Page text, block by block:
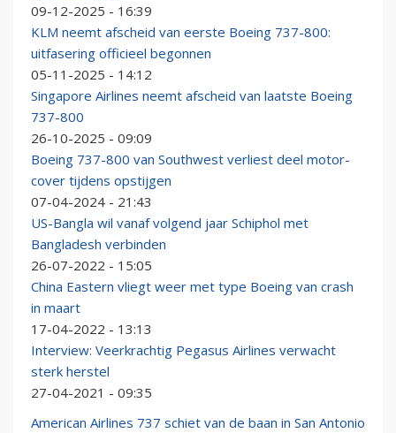
09-12-2025 - 16:39
KLM neemt afscheid van eerste Boeing 737-800:
uitfasering officieel begonnen
05-11-2025 - 14:12
Singapore Airlines neemt afscheid van laatste Boeing
737-800
26-10-2025 - 09:09
Boeing 737-800 van Southwest verliest deel motor-
cover tijdens opstijgen
07-04-2024 - 21:43
US-Bangla wil vanaf volgend jaar Schiphol met
Bangladesh verbinden
26-07-2022 - 15:05
China Eastern vliegt weer met type Boeing van crash
in maart
17-04-2022 - 13:13
Interview: Veerkrachtig Pegasus Airlines verwacht
sterk herstel
27-04-2021 - 09:35
American Airlines 737 schiet van de baan in San Antonio